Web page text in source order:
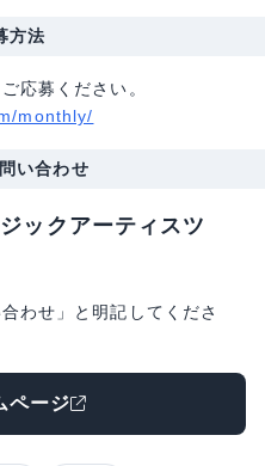
方法
応募ください。
monthly/
い合わせ
ックアーティスツ
わせ」と明記してくださ
ページ